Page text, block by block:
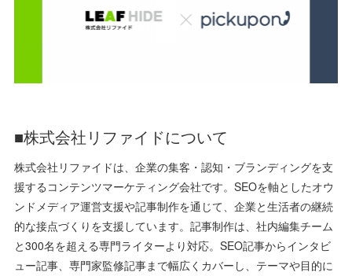
■株式会社リファイドについて
株式会社リファイドは、企業の集客・認知・ブランディングを支
援するコンテンツマーケティング会社です。SEOを軸としたオウ
ンドメディア運営支援や記事制作を通じて、企業と生活者の継続
的な接点づくりを支援しています。記事制作は、社内編集チーム
と300名を超える専門ライターより対応。SEO記事からインタビ
ュー記事、専門家監修記事まで幅広くカバーし、テーマや目的に